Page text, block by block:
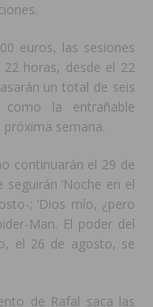
euros, las sesiones
horas, desde el 22
un total de seis
la entrañable
próxima semana.
continuarán el 29 de
seguirán ‘Noche en el
; ‘Dios mío, ¿pero
Man. El poder del
el 26 de agosto, se
de Rafal saca las